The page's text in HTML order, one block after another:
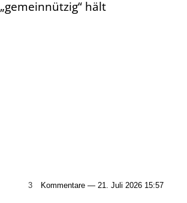
„gemeinnützig“ hält
3 Kommentare — 21. Juli 2026 15:57